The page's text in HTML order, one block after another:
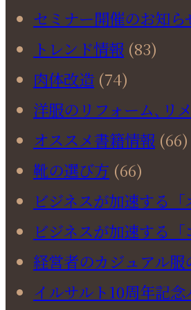
セミナー開催のお知ら
トレンド情報 (83)
肉体改造 (74)
洋服のリフォーム､リ
オススメ書籍情報 (66)
靴の選び方 (66)
ビジネスが加速する「
ビジネスが加速する「
経営者のカジュアル服
イルサルト10周年記念